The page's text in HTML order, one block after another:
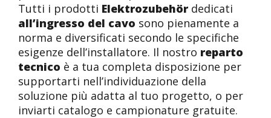
Tutti i prodotti Elektrozubehör dedicati
all’ingresso del cavo sono pienamente a
norma e diversificati secondo le specifiche
esigenze dell’installatore. Il nostro reparto
tecnico è a tua completa disposizione per
supportarti nell’individuazione della
soluzione più adatta al tuo progetto, o per
inviarti catalogo e campionature gratuite.